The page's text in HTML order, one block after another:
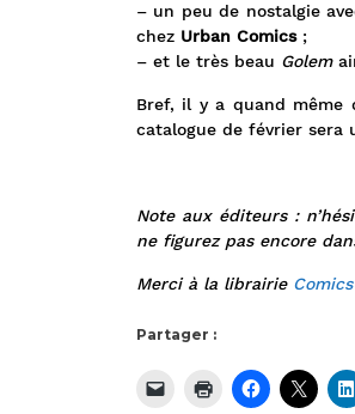
– un peu de nostalgie
chez Urban Comics;
– et le très beau Golem
Bref, il y a quand même
catalogue de février sera
Note aux éditeurs :
ne figurez pas encore
Merci à la librairie
Partager :